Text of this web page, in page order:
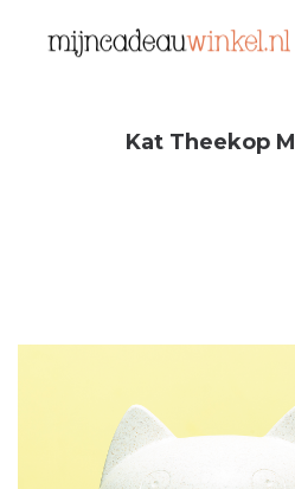
Kat Theekop